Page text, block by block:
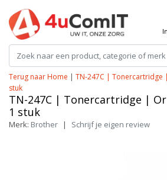
Terug naar Home | TN-247C | Tonercartridge
stuk
TN-247C | Tonercartridge |
1 stuk
Merk: Brother | Schrijf je eigen review